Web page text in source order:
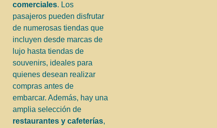
comerciales. Los
pasajeros pueden disfrutar
de numerosas tiendas que
incluyen desde marcas de
lujo hasta tiendas de
souvenirs, ideales para
quienes desean realizar
compras antes de
embarcar. Además, hay una
amplia selección de
restaurantes y cafeterías,